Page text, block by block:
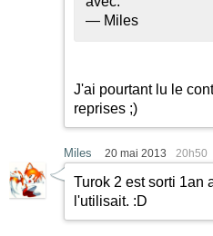
— Miles
J'ai pourtant lu le
reprises ;)
Miles 20 mai 2013 20h50
Turok 2 est sorti 1an
l'utilisait. :D